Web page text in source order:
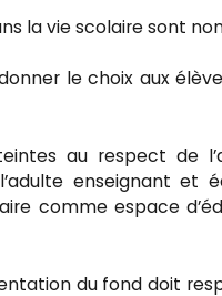
la vie scolaire sont
le choix aux
au respect de
enseignant et
comme espace
du fond doit